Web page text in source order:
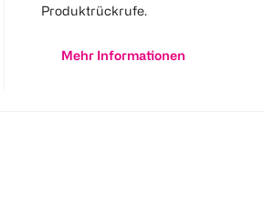
Produktrückrufe.
Mehr Informationen